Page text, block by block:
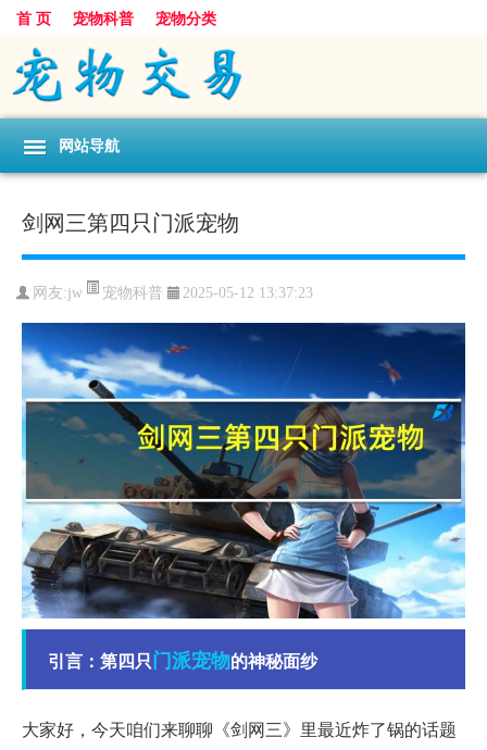
首 页 宠物科普 宠物分类
网站导航
剑网三第四只门派宠物
网友:jw 宠物科普 2025-05-12 13:37:23
引言：第四只门派宠物的神秘面纱
大家好，今天咱们来聊聊《剑网三》里最近炸了锅的话题